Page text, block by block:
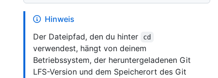
Hinweis
Der Dateipfad, den du hinter
cd
verwendest, hängt von deinem
Betriebssystem, der heruntergeladenen Git
LFS-Version und dem Speicherort des Git